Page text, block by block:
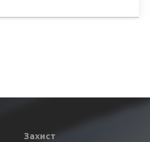
Захист